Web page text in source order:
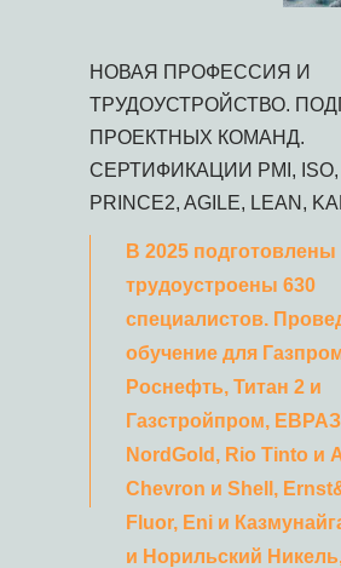
НОВАЯ ПРОФЕССИЯ И
ТРУДОУСТРОЙСТВО.
ПРОЕКТНЫХ КОМАНД.
СЕРТИФИКАЦИИ PMI, ISO,
PRINCE2, AGILE, LEAN,
В 2025 подготовлены
трудоустроены 630
специалистов.
обучение для
Роснефть, Титан 2 и
Газстройпром,
NordGold, Rio Tinto и
Chevron и Shell,
Fluor, Eni и
и Норильский